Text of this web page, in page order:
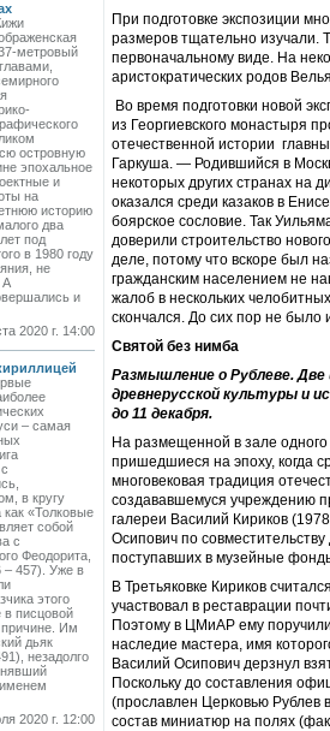
метровый
островную
эпохальное
и
на
историю
два
под
в 1980 году
не
А
и
2020 г. 14:00
– самая
в кругу
как «Толковые
собой
с
Феодорита,
– 457). Уже в
этого
в писцовой
причине. Им
дьяк
незадолго
2020 г. 12:00
При подготовке экспозиции
размеров тщательно изучали.
первоначальному виде. На
аристократических родов
Во время подготовки новой
из Георгиевского монастыря
отечественной истории
Гаркуша. — Родившийся в
некоторых других странах на
оказался среди казаков в
боярское сословие. Так
доверили строительство
деле, потому что вскоре был
гражданским населением не
жалоб в нескольких
скончался. До сих пор не было
Святой без нимба
Размышление о Рублеве.
древнерусской культуры и
до 11 декабря.
На размещенной в зале
пришедшиеся на эпоху, когда
многовековая традиция
создававшемуся учреждению
галереи Василий Кириков
Осипович по
поступавших в музейные
В Третьяковке Кириков
участвовал в реставрации
Поэтому в ЦМиАР ему
наследие мастера, имя
Василий Осипович дерзнул
Поскольку до составления
(прославлен Церковью Рублев
состав миниатюр на полях